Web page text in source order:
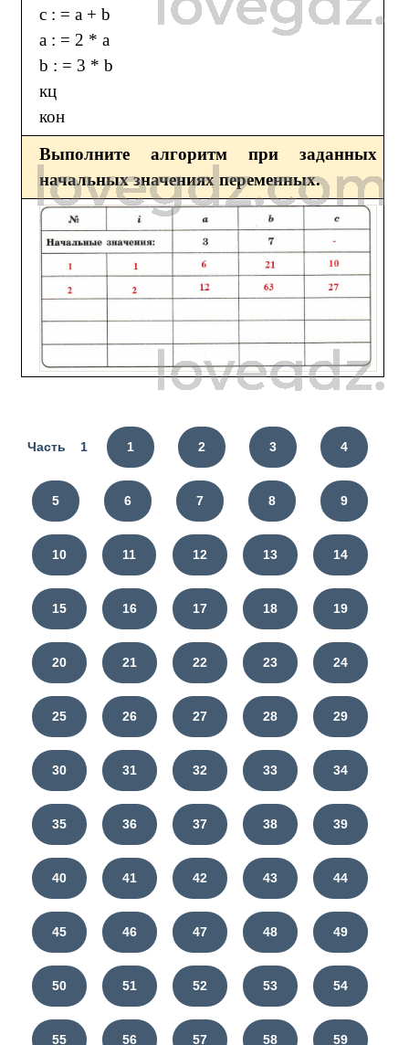
c : = a + b
a : = 2 * a
b : = 3 * b
кц
кон
Выполните алгоритм при заданных
начальных значениях переменных.
Часть 1 1 2 3 4
5 6 7 8 9
10 11 12 13 14
15 16 17 18 19
20 21 22 23 24
25 26 27 28 29
30 31 32 33 34
35 36 37 38 39
40 41 42 43 44
45 46 47 48 49
50 51 52 53 54
55 56 57 58 59